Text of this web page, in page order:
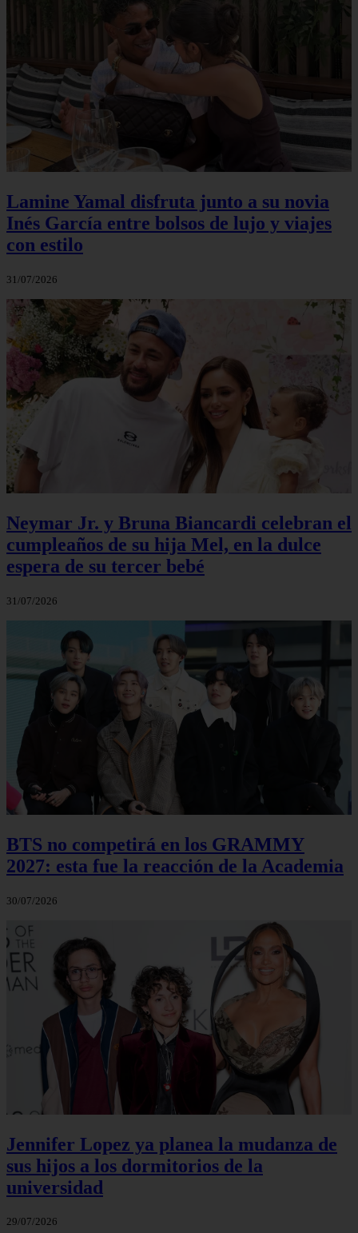
Lamine Yamal disfruta junto a su novia
Inés García entre bolsos de lujo y viajes
con estilo
31/07/2026
Neymar Jr. y Bruna Biancardi celebran el
cumpleaños de su hija Mel, en la dulce
espera de su tercer bebé
31/07/2026
BTS no competirá en los GRAMMY
2027: esta fue la reacción de la Academia
30/07/2026
Jennifer Lopez ya planea la mudanza de
sus hijos a los dormitorios de la
universidad
29/07/2026